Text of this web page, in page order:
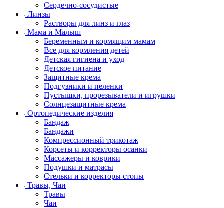
Сердечно-сосудистые
Линзы
Растворы для линз и глаз
Мама и Малыш
Беременным и кормящим мамам
Все для кормления детей
Детская гигиена и уход
Детское питание
Защитные крема
Подгузники и пеленки
Пустышки, прорезыватели и игрушки
Солнцезащитные крема
Ортопедические изделия
Бандаж
Бандажи
Компрессионный трикотаж
Корсеты и корректоры осанки
Массажеры и коврики
Подушки и матрасы
Стельки и корректоры стопы
Травы, Чаи
Травы
Чаи